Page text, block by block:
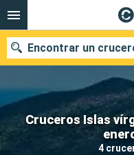
Cruceros Islas
4
Encontrar un
Nuestros destinos